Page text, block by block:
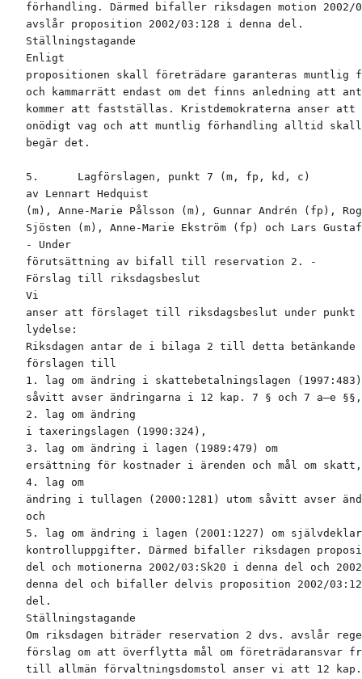
förhandling. Därmed bifaller riksdagen motion 2002/
avslår proposition 2002/03:128 i denna del.
Ställningstagande
Enligt
propositionen skall företrädare garanteras
och kammarrätt endast om det finns anledning att
kommer att fastställas. Kristdemokraterna anser att
onödigt vag och att muntlig förhandling alltid skall
begär det.
5.      Lagförslagen, punkt 7 (m, fp, kd, c)
av Lennart Hedquist
(m), Anne-Marie Pålsson (m), Gunnar Andrén (fp),
Sjösten (m), Anne-Marie Ekström (fp) och Lars
- Under
förutsättning av bifall till reservation 2. -
Förslag till riksdagsbeslut
Vi
anser att förslaget till riksdagsbeslut under punkt
lydelse:
Riksdagen antar de i bilaga 2 till detta betänkande
förslagen till
1. lag om ändring i skattebetalningslagen (1997:483)
såvitt avser ändringarna i 12 kap. 7 § och 7 a–e §§,
2. lag om ändring
i taxeringslagen (1990:324),
3. lag om ändring i lagen (1989:479) om
ersättning för kostnader i ärenden och mål om
4. lag om
ändring i tullagen (2000:1281) utom såvitt avser
och
5. lag om ändring i lagen (2001:1227) om
kontrolluppgifter. Därmed bifaller riksdagen
del och motionerna 2002/03:Sk20 i denna del och
denna del och bifaller delvis proposition 2002/
del.
Ställningstagande
Om riksdagen biträder reservation 2 dvs. avslår
förslag om att överflytta mål om företrädaransvar
till allmän förvaltningsdomstol anser vi att 12 kap.